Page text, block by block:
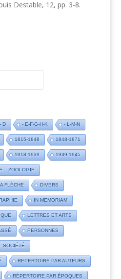
Destable, 12, pp. 3-8.
- D - E-F-G-H-K - L-M-N
1815-1848 1848-1871
1918-1939 1939-1945
– ZOOLOGIE
FLÈCHE DIVERS
IN MEMORIAM
LETTRES ET ARTS
PERSONNES
SOCIÉTÉ
REPERTOIRE PAR AUTEURS
RÉPERTOIRE PAR ÉPOQUES